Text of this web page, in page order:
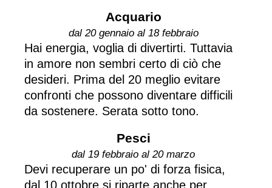
Acquario
dal 20 gennaio al 18 febbraio
Hai energia, voglia di divertirti. Tuttavia
in amore non sembri certo di ciò che
desideri. Prima del 20 meglio evitare
confronti che possono diventare difficili
da sostenere. Serata sotto tono.
Pesci
dal 19 febbraio al 20 marzo
Devi recuperare un po' di forza fisica,
dal 10 ottobre si riparte anche per